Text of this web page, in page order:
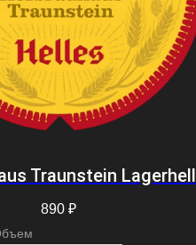
Traunstein Lagerhell
890 ₽